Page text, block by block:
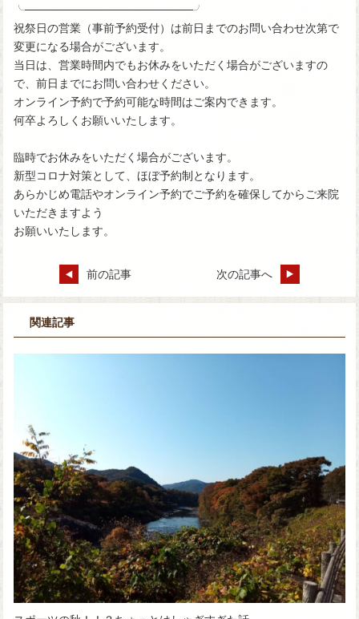
╰─────────────────────╯
祝祭日の営業（事前予約受付）は前日までのお問い合わせ次第で
変更になる場合がございます。
当日は、営業時間内でもお休みをいただく場合がございますの
で、前日までにお問い合わせください。
オンライン予約で予約可能な時間はご案内できます。
何卒よろしくお願いいたします。
臨時でお休みをいただく場合がございます。
新型コロナ対策として、ほぼ予約制となります。
あらかじめ電話やオンライン予約でご予約を確保してからご来院
いただきますよう
お願いいたします。
前の記事 次の記事へ
関連記事